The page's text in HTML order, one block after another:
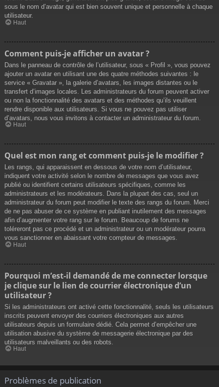
sous le nom d’avatar qui est bien souvent unique et personnelle à chaque
utilisateur.
Haut
Comment puis-je afficher un avatar ?
Dans le panneau de contrôle de l’utilisateur, sous « Profil », vous pouvez
ajouter un avatar en utilisant une des quatre méthodes suivantes : le
service « Gravatar », la galerie d’avatars, les images distantes ou le
transfert d’images locales. Les administrateurs du forum peuvent activer
ou non la fonctionnalité des avatars et des méthodes qu’ils veuillent
rendre disponible aux utilisateurs. Si vous ne pouvez pas utiliser
d’avatars, nous vous invitons à contacter un administrateur du forum.
Haut
Quel est mon rang et comment puis-je le modifier ?
Les rangs, qui apparaissent en dessous de votre nom d’utilisateur,
indiquent votre activité selon le nombre de messages que vous avez
publié ou identifient certains utilisateurs spécifiques, comme les
administrateurs et les modérateurs. Dans la plupart des cas, seul un
administrateur du forum peut modifier le texte des rangs du forum. Merci
de ne pas abuser de ce système en publiant inutilement des messages
afin d’augmenter votre rang sur le forum. Beaucoup de forums ne
toléreront pas ce procédé et un administrateur ou un modérateur pourra
vous sanctionner en abaissant votre compteur de messages.
Haut
Pourquoi m’est-il demandé de me connecter lorsque
je clique sur le lien de courrier électronique d’un
utilisateur ?
Si les administrateurs ont activé cette fonctionnalité, seuls les utilisateurs
inscrits peuvent envoyer des courriers électroniques aux autres
utilisateurs depuis un formulaire dédié. Cela permet d’empêcher une
utilisation abusive du système de messagerie électronique par des
utilisateurs malveillants ou des robots.
Haut
Problèmes de publication